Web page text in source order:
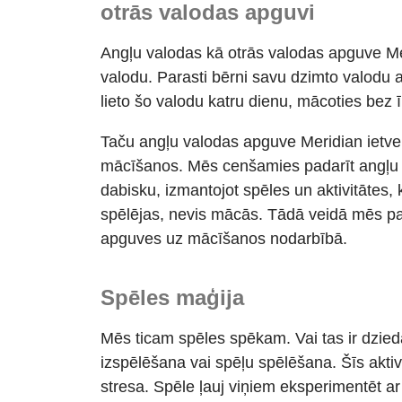
otrās valodas apguvi
Angļu valodas kā otrās valodas apguve
valodu. Parasti bērni savu dzimto valodu
lieto šo valodu katru dienu, mācoties bez
Taču angļu valodas apguve Meridian
mācīšanos. Mēs cenšamies padarīt
dabisku, izmantojot spēles un
spēlējas, nevis mācās. Tādā veidā mēs
apguves uz mācīšanos nodarbībā.
Spēles maģija
Mēs ticam spēles spēkam. Vai tas ir
izspēlēšana vai spēļu spēlēšana. Šīs
stresa. Spēle ļauj viņiem eksperimentēt